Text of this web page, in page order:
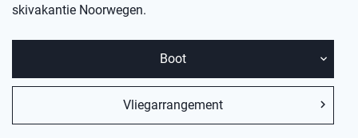
skivakantie Noorwegen.
Boot
Vliegarrangement